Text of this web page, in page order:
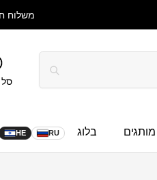
משלוח
סל
מותגים בלוג HE RU